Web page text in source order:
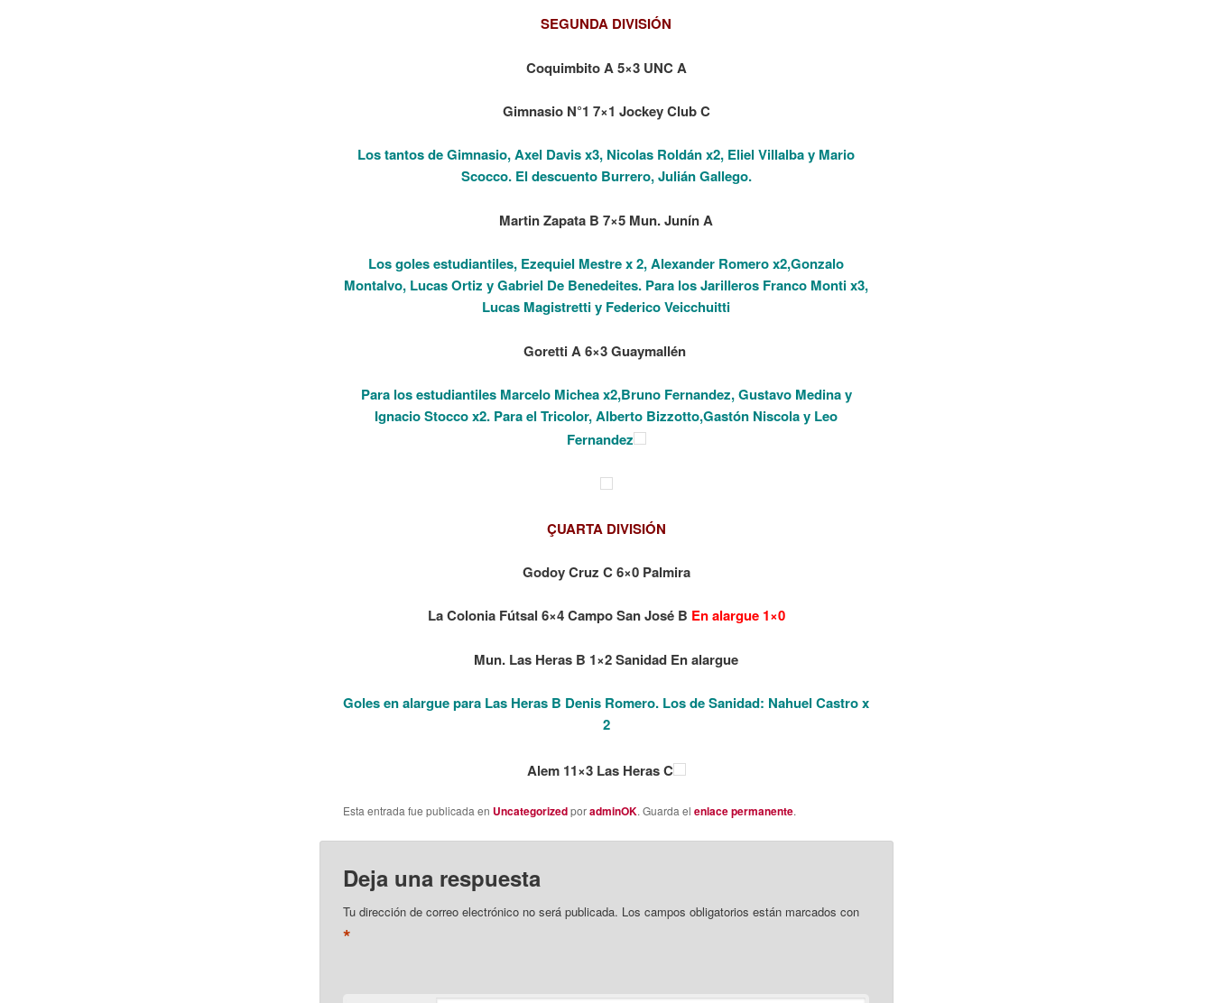
SEGUNDA DIVISIÓN
Coquimbito A 5×3 UNC A
Gimnasio N°1 7×1 Jockey Club C
Los tantos de Gimnasio, Axel Davis x3, Nicolas Roldán x2, Eliel Villalba y Mario
Scocco. El descuento Burrero, Julián Gallego.
Martin Zapata B 7×5 Mun. Junín A
Los goles estudiantiles, Ezequiel Mestre x 2, Alexander Romero x2,Gonzalo
Montalvo, Lucas Ortiz y Gabriel De Benedeites. Para los Jarilleros Franco Monti x3,
Lucas Magistretti y Federico Veicchuitti
Goretti A 6×3 Guaymallén
Para los estudiantiles Marcelo Michea x2,Bruno Fernandez, Gustavo Medina y
Ignacio Stocco x2. Para el Tricolor, Alberto Bizzotto,Gastón Niscola y Leo
Fernandez
ÇUARTA DIVISIÓN
Godoy Cruz C 6×0 Palmira
La Colonia Fútsal 6×4 Campo San José B En alargue 1×0
Mun. Las Heras B 1×2 Sanidad En alargue
Goles en alargue para Las Heras B Denis Romero. Los de Sanidad: Nahuel Castro x
2
Alem 11×3 Las Heras C
Esta entrada fue publicada en UncategorizedporadminOK. Guarda el enlace permanente.
Deja una respuesta
Tu dirección de correo electrónico no será publicada. Los campos obligatorios están marcados con
*